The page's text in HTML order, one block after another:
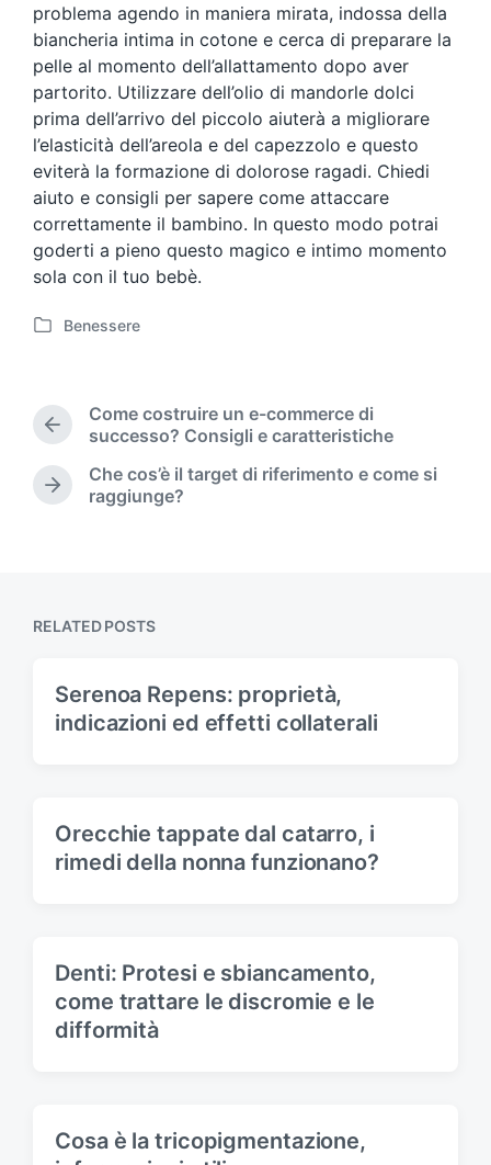
problema agendo in maniera mirata, indossa della
biancheria intima in cotone e cerca di preparare la
pelle al momento dell’allattamento dopo aver
partorito. Utilizzare dell’olio di mandorle dolci
prima dell’arrivo del piccolo aiuterà a migliorare
l’elasticità dell’areola e del capezzolo e questo
eviterà la formazione di dolorose ragadi. Chiedi
aiuto e consigli per sapere come attaccare
correttamente il bambino. In questo modo potrai
goderti a pieno questo magico e intimo momento
sola con il tuo bebè.
P
e
n
Benessere
P
e
v
o
:
Come costruire un e-commerce di
successo? Consigli e caratteristiche
N
s
Che cos’è il target di riferimento e come si
raggiunge?
RELATED POSTS
Serenoa Repens: proprietà,
indicazioni ed effetti collaterali
Orecchie tappate dal catarro, i
rimedi della nonna funzionano?
Denti: Protesi e sbiancamento,
come trattare le discromie e le
difformità
Cosa è la tricopigmentazione,